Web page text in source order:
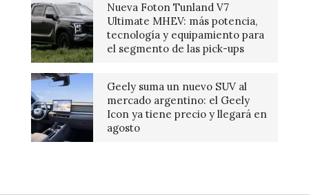
Nueva Foton Tunland V7
Ultimate MHEV: más potencia,
tecnología y equipamiento para
el segmento de las pick-ups
Geely suma un nuevo SUV al
mercado argentino: el Geely
Icon ya tiene precio y llegará en
agosto